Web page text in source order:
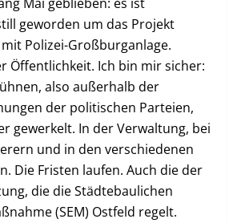
geworden um das Projekt
Polizei-Großburganlage.
Öffentlichkeit. Ich bin mir sicher:
also außerhalb der
der politischen Parteien,
gewerkelt. In der Verwaltung, bei
und in den verschiedenen
Die Fristen laufen. Auch die der
die die Städtebaulichen
(SEM) Ostfeld regelt.